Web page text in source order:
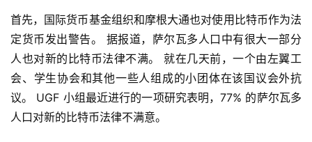
首先，国际货币基金组织和摩根大通也对使用比特币作为法
定货币发出警告。 据报道，萨尔瓦多人口中有很大一部分
人也对新的比特币法律不满。 就在几天前，一个由左翼工
会、学生协会和其他一些人组成的小团体在该国议会外抗
议。 UGF 小组最近进行的一项研究表明，77% 的萨尔瓦多
人口对新的比特币法律不满意。